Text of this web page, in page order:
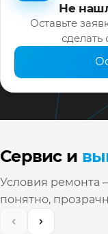
Не
Оставьте
сделать
Сервис и
Условия ремонта
понятно,